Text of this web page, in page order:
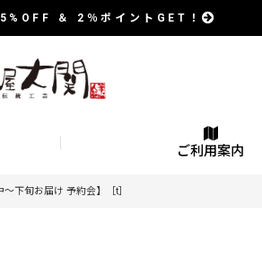
5%OFF ＆ 2％ポイントGET！
ご利用案内
下旬お届け 予約会】［t］